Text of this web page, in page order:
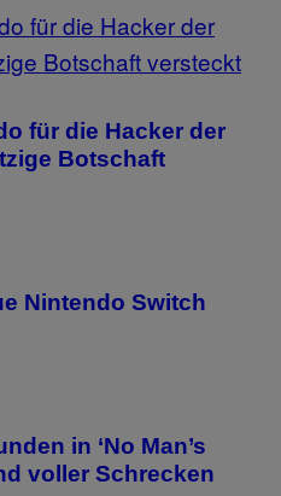
für die Hacker der
Botschaft
Nintendo Switch
in ‘No Man’s
voller Schrecken